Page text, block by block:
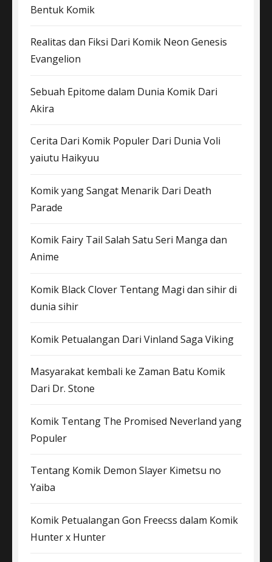
Bentuk Komik
Realitas dan Fiksi Dari Komik Neon Genesis
Evangelion
Sebuah Epitome dalam Dunia Komik Dari
Akira
Cerita Dari Komik Populer Dari Dunia Voli
yaiutu Haikyuu
Komik yang Sangat Menarik Dari Death
Parade
Komik Fairy Tail Salah Satu Seri Manga dan
Anime
Komik Black Clover Tentang Magi dan sihir di
dunia sihir
Komik Petualangan Dari Vinland Saga Viking
Masyarakat kembali ke Zaman Batu Komik
Dari Dr. Stone
Komik Tentang The Promised Neverland yang
Populer
Tentang Komik Demon Slayer Kimetsu no
Yaiba
Komik Petualangan Gon Freecss dalam Komik
Hunter x Hunter